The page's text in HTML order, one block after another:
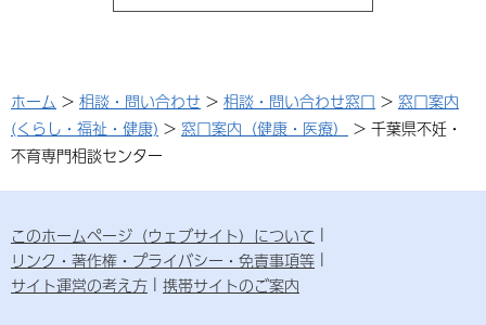
ホーム > 相談・問い合わせ > 相談・問い合わせ窓口 > 窓口案内
(くらし・福祉・健康) > 窓口案内（健康・医療）
> 千葉県不妊・
不育専門相談センター
このホームページ（ウェブサイト）について
リンク・著作権・プライバシー・免責事項等
サイト運営の考え方
携帯サイトのご案内